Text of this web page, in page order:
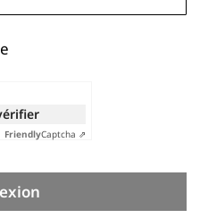
FriendlyCaptcha ⇗